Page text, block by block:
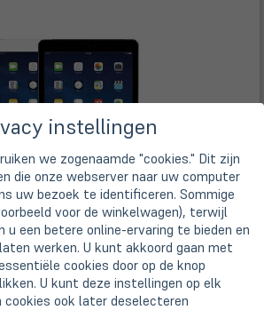
Display
- Gebrauchsspuren, Kratzer auf
instellingen
we zogenaamde "cookies." Dit zijn
die onze webserver naar uw computer
uw bezoek te identificeren. Sommige
voor de winkelwagen), terwijl
u een betere online-ervaring te bieden en
werken. U kunt akkoord gaan met
cookies door op de knop
U kunt deze instellingen op elk
cookies ook later deselecteren